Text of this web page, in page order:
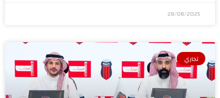
28/08/2025
تجاري